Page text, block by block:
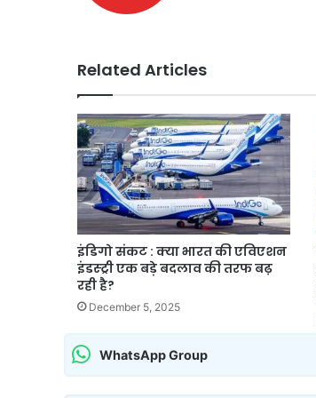
Related Articles
इंडिगो संकट : क्या भारत की एविएशन
इंडस्ट्री एक बड़े बदलाव की तरफ बढ़
रही है?
December 5, 2025
WhatsApp Group